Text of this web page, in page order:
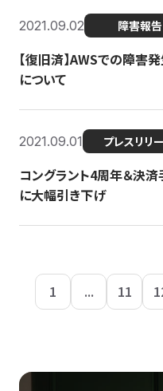
2021.09.02 障害報告
【復旧済】AWSでの障害
について
2021.09.01 プレスリリ
コングラント4周年＆決
に大幅引き下げ
1 ... 11